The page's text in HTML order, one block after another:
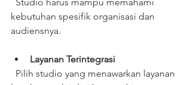
kebutuhan spesifik organisasi dan
audiensnya.
Layanan Terintegrasi